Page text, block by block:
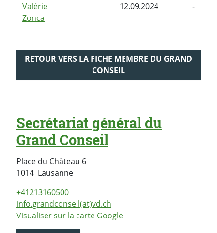
Valérie
Zonca
12.09.2024 -
RETOUR VERS LA FICHE MEMBRE DU GRAND
CONSEIL
Secrétariat général du
Grand Conseil
Place du Château 6
1014 LausanneSuisse
+41213160500
info.grandconseil(at)vd.ch
Visualiser sur la carte Google